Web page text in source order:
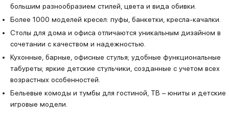
большим разнообразием стилей, цвета и вида обивки.
Более 1000 моделей кресел: пуфы, банкетки, кресла-качалки.
Столы для дома и офиса отличаются уникальным дизайном в
сочетании с качеством и надежностью.
Кухонные, барные, офисные стулья; удобные функциональные
табуреты; яркие детские стульчики, созданные с учетом всех
возрастных особенностей.
Бельевые комоды и тумбы для гостиной, ТВ – юниты и детские
игровые модели.